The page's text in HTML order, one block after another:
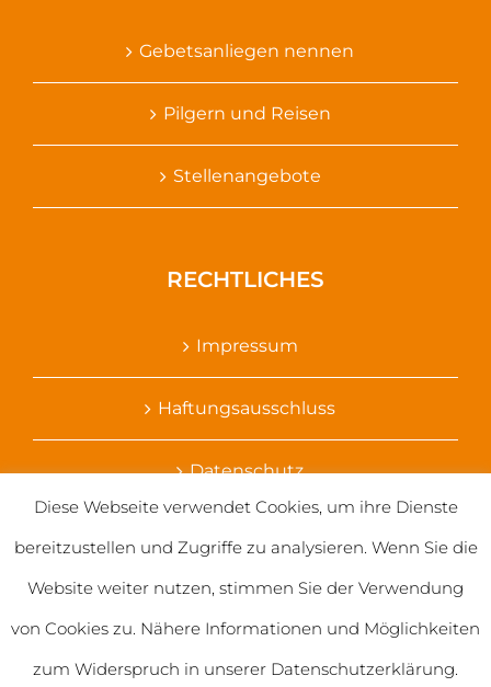
Gebetsanliegen nennen
Pilgern und Reisen
Stellenangebote
RECHTLICHES
Impressum
Haftungsausschluss
Datenschutz
Diese Webseite verwendet Cookies, um ihre Dienste
bereitzustellen und Zugriffe zu analysieren. Wenn Sie die
Website weiter nutzen, stimmen Sie der Verwendung
von Cookies zu. Nähere Informationen und Möglichkeiten
zum Widerspruch in unserer Datenschutzerklärung.